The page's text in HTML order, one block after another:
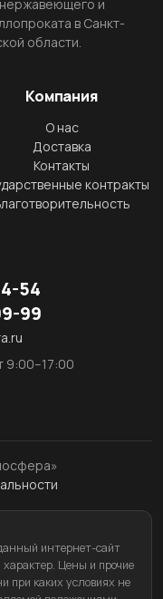
и
в Санкт-
области.
Компания
О нас
Доставка
Контакты
контракты
54
99
9:00–17:00
интернет-сайт
Цены и прочие
при каких условиях не